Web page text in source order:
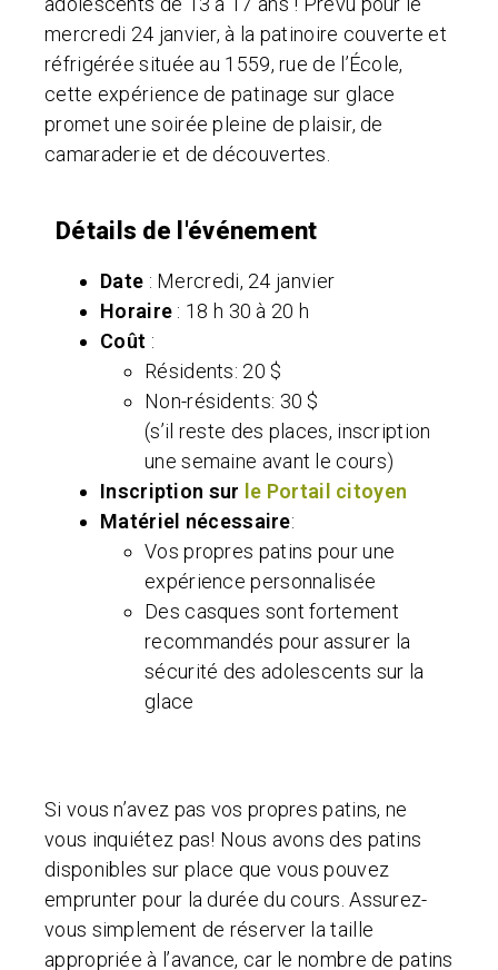
mercredi 24 janvier, à la patinoire couverte et
réfrigérée située au 1559, rue de l’École,
cette expérience de patinage sur glace
promet une soirée pleine de plaisir, de
camaraderie et de découvertes.
Détails de l'événement
Date : Mercredi, 24 janvier
Horaire : 18 h 30 à 20 h
Coût :
Résidents: 20 $
Non-résidents: 30 $
(s’il reste des places, inscription
une semaine avant le cours)
Inscription sur le Portail citoyen
Matériel nécessaire:
Vos propres patins pour une
expérience personnalisée
Des casques sont fortement
recommandés pour assurer la
sécurité des adolescents sur la
glace
Si vous n’avez pas vos propres patins, ne
vous inquiétez pas! Nous avons des patins
disponibles sur place que vous pouvez
emprunter pour la durée du cours. Assurez-
vous simplement de réserver la taille
appropriée à l’avance, car le nombre de patins